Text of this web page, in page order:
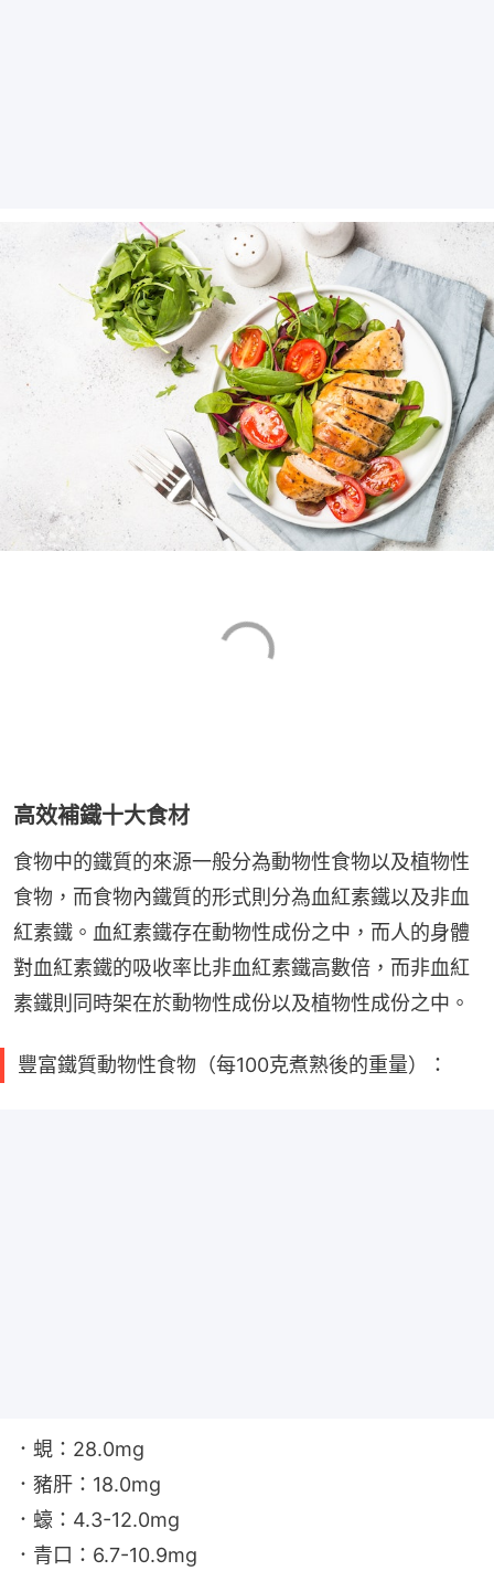
高效補鐵十大食材
食物中的鐵質的來源一般分為動物性食物以及植物性
食物，而食物內鐵質的形式則分為血紅素鐵以及非血
紅素鐵。血紅素鐵存在動物性成份之中，而人的身體
對血紅素鐵的吸收率比非血紅素鐵高數倍，而非血紅
素鐵則同時架在於動物性成份以及植物性成份之中。
豐富鐵質動物性食物（每100克煮熟後的重量）：
．蜆：28.0mg
．豬肝：18.0mg
．蠔：4.3-12.0mg
．青口：6.7-10.9mg